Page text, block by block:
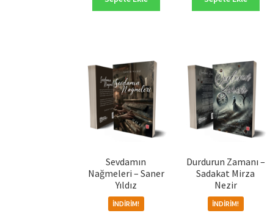
164,00₺.
Sevdamın
Nağmeleri – Saner
Yıldız
İNDIRIM!
Durdurun Zamanı –
Sadakat Mirza
Nezir
İNDIRIM!